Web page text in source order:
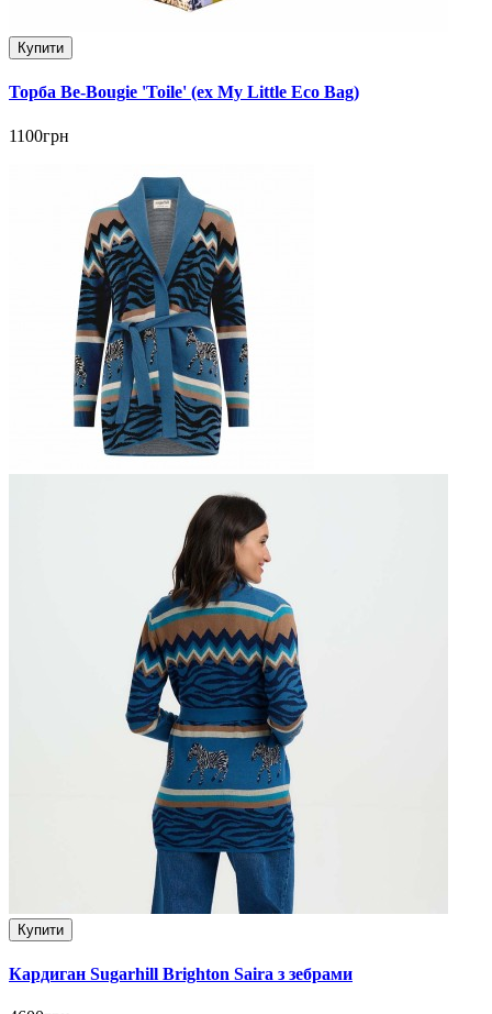
Купити
Торба Be-Bougie 'Toile' (ex My Little Eco Bag)
1100грн
Купити
Кардиган Sugarhill Brighton Saira з зебрами